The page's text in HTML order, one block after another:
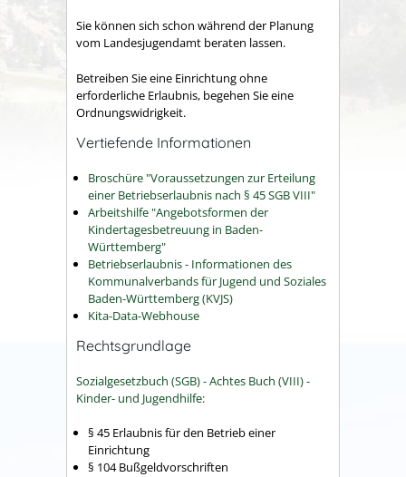
Sie können sich schon während der Planung
vom Landesjugendamt beraten lassen.
Betreiben Sie eine Einrichtung ohne
erforderliche Erlaubnis, begehen Sie eine
Ordnungswidrigkeit.
Vertiefende Informationen
Broschüre "Voraussetzungen zur Erteilung
einer Betriebserlaubnis nach § 45 SGB VIII"
Arbeitshilfe "Angebotsformen der
Kindertagesbetreuung in Baden-
Württemberg"
Betriebserlaubnis - Informationen des
Kommunalverbands für Jugend und Soziales
Baden-Württemberg (KVJS)
Kita-Data-Webhouse
Rechtsgrundlage
Sozialgesetzbuch (SGB) - Achtes Buch (VIII) -
Kinder- und Jugendhilfe:
§ 45 Erlaubnis für den Betrieb einer
Einrichtung
§ 104 Bußgeldvorschriften